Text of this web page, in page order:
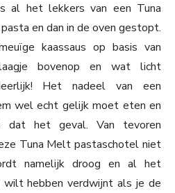
al het lekkers van een Tuna
en dan in de oven gestopt.
kaassaus op basis van
bovenop en wat licht
Het nadeel van een
wel echt gelijk moet eten en
het geval. Van tevoren
Tuna Melt pastaschotel niet
namelijk droog en al het
hebben verdwijnt als je de